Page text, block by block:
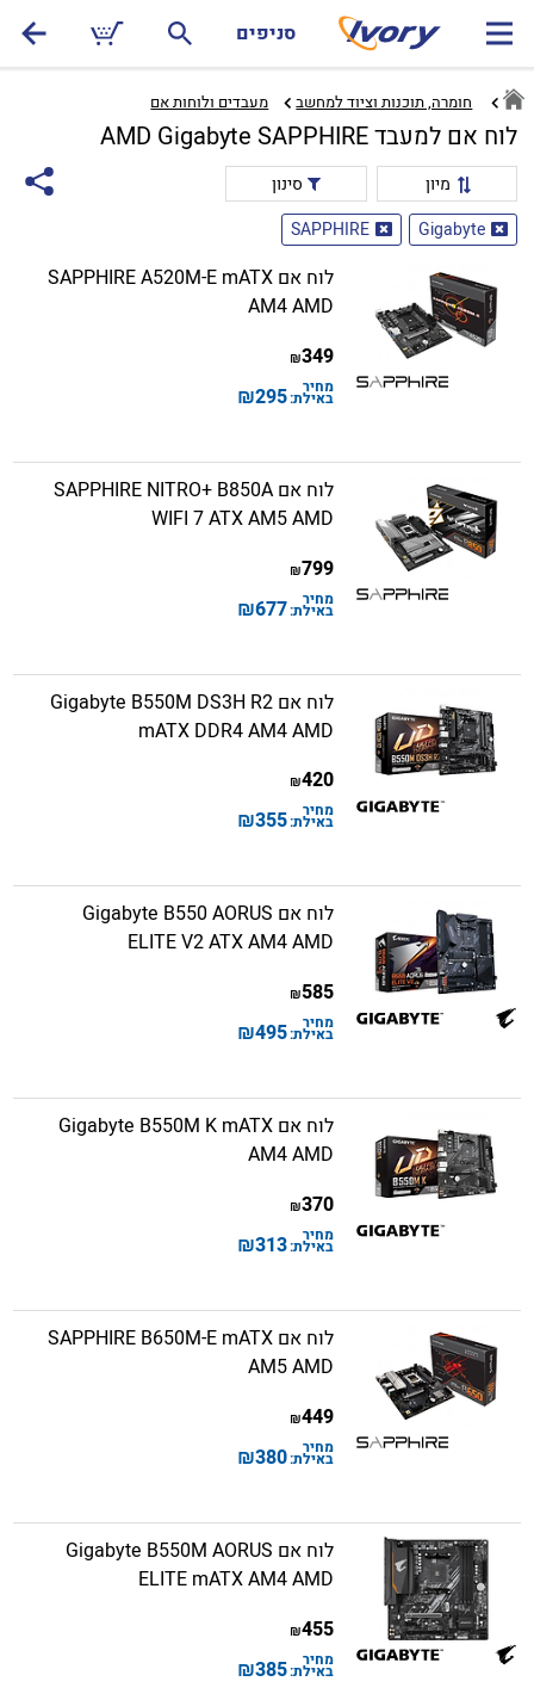
סניפים
חומרה, תוכנות וציוד למחשב מעבדים ולוחות אם‏
לוח אם למעבד AMD Gigabyte SAPPHIRE
מיון
סינון
Gigabyte
SAPPHIRE
לוח אם SAPPHIRE A520M-E mATX
AM4 AMD
349
₪
מחיר
באילת:295
₪
לוח אם SAPPHIRE NITRO+ B850A
WIFI 7 ATX AM5 AMD
799
₪
מחיר
באילת:677
₪
לוח אם Gigabyte B550M DS3H R2
mATX DDR4 AM4 AMD
420
₪
מחיר
באילת:355
₪
לוח אם Gigabyte B550 AORUS
ELITE V2 ATX AM4 AMD
585
₪
מחיר
באילת:495
₪
לוח אם Gigabyte B550M K mATX
AM4 AMD
370
₪
מחיר
באילת:313
₪
לוח אם SAPPHIRE B650M-E mATX
AM5 AMD
449
₪
מחיר
באילת:380
₪
לוח אם Gigabyte B550M AORUS
ELITE mATX AM4 AMD
455
₪
מחיר
באילת:385
₪